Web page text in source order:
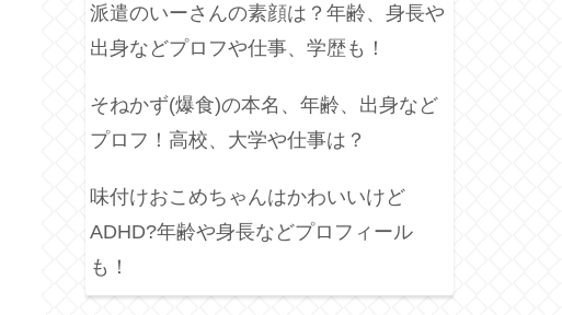
派遣のいーさんの素顔は？年齢、身長や
出身などプロフや仕事、学歴も！
そねかず(爆食)の本名、年齢、出身など
プロフ！高校、大学や仕事は？
味付けおこめちゃんはかわいいけど
ADHD?年齢や身長などプロフィール
も！